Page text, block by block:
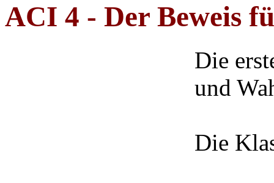
ACI 4 - Der Beweis
Die
und
Die